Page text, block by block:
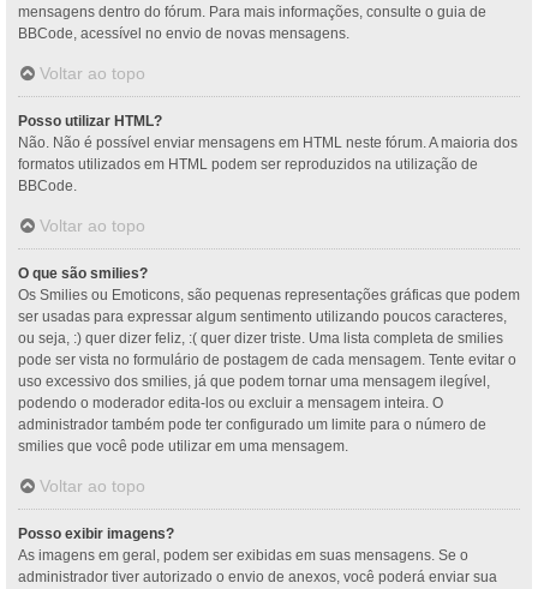
mensagens dentro do fórum. Para mais informações, consulte o guia de
BBCode, acessível no envio de novas mensagens.
Voltar ao topo
Posso utilizar HTML?
Não. Não é possível enviar mensagens em HTML neste fórum. A maioria dos
formatos utilizados em HTML podem ser reproduzidos na utilização de
BBCode.
Voltar ao topo
O que são smilies?
Os Smilies ou Emoticons, são pequenas representações gráficas que podem
ser usadas para expressar algum sentimento utilizando poucos caracteres,
ou seja, :) quer dizer feliz, :( quer dizer triste. Uma lista completa de smilies
pode ser vista no formulário de postagem de cada mensagem. Tente evitar o
uso excessivo dos smilies, já que podem tornar uma mensagem ilegível,
podendo o moderador edita-los ou excluir a mensagem inteira. O
administrador também pode ter configurado um limite para o número de
smilies que você pode utilizar em uma mensagem.
Voltar ao topo
Posso exibir imagens?
As imagens em geral, podem ser exibidas em suas mensagens. Se o
administrador tiver autorizado o envio de anexos, você poderá enviar sua